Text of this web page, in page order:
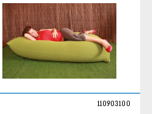
110903100